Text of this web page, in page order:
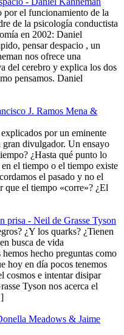
por el funcionamiento de la
de la psicología conductista
en 2002: Daniel
pensar despacio , un
nos ofrece una
del cerebro y explica los dos
pensamos. Daniel
J. Ramos Mena &
por un eminente
gran divulgador. Un ensayo
¿Hasta qué punto lo
el tiempo o el tiempo existe
el pasado y no el
que el tiempo «corre»? ¿El
prisa - Neil de Grasse Tyson
¿Y los quarks? ¿Tienen
busca de vida
hecho preguntas como
hoy en día pocos tenemos
cosmos e intentar disipar
Tyson nos acerca el
Meadows & Jaime